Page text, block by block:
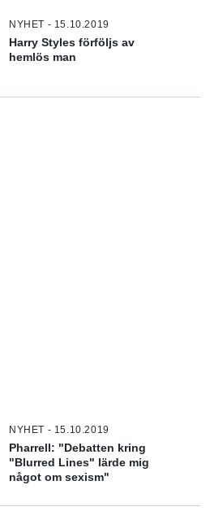
NYHET - 15.10.2019
Harry Styles förföljs av
hemlös man
NYHET - 15.10.2019
Pharrell: "Debatten kring
"Blurred Lines" lärde mig
något om sexism"